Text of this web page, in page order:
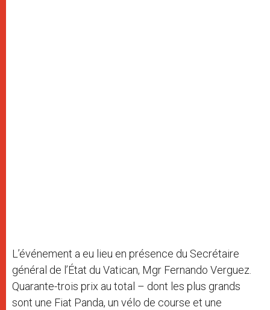
L’événement a eu lieu en présence du Secrétaire
général de l’État du Vatican, Mgr Fernando Verguez.
Quarante-trois prix au total – dont les plus grands
sont une Fiat Panda, un vélo de course et une